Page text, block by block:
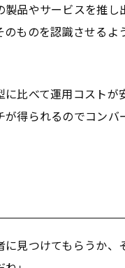
製品やサービスを推し
のものを認識させるよ
に比べて運用コストが
が得られるのでコンバ
に見つけてもらうか、